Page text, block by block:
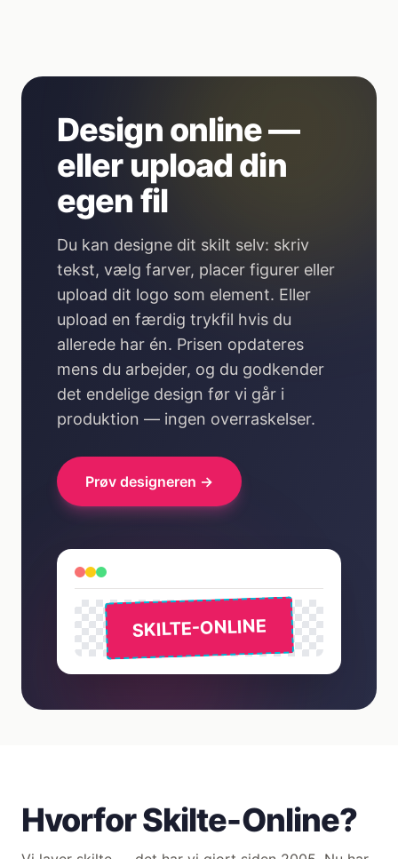
Design online —
eller upload din
egen fil
Du kan designe dit skilt selv: skriv
tekst, vælg farver, placer figurer eller
upload dit logo som element. Eller
upload en færdig trykfil hvis du
allerede har én. Prisen opdateres
mens du arbejder, og du godkender
det endelige design før vi går i
produktion — ingen overraskelser.
Prøv designeren →
SKILTE-ONLINE
Hvorfor Skilte-Online?